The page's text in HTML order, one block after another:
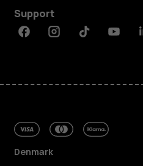
Support
FacebookInstagramTiktok
Denmark